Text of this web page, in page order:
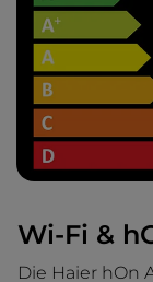
Wi-Fi &
Die Haier hOn